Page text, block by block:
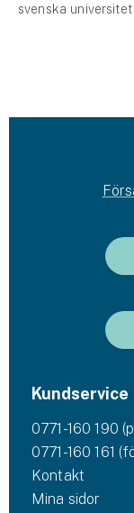
svenska
Kundservice
0771-160 190
0771-160 161
Kontakt
Mina sidor